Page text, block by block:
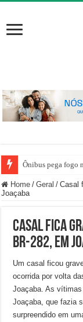
Ônibus pega fogo
Home / Geral / Casal
Joaçaba
Casal fica
BR-282, em
Um casal ficou
ocorrida por volta
Joaçaba. As
Joaçaba, que fazia
surpreendido em